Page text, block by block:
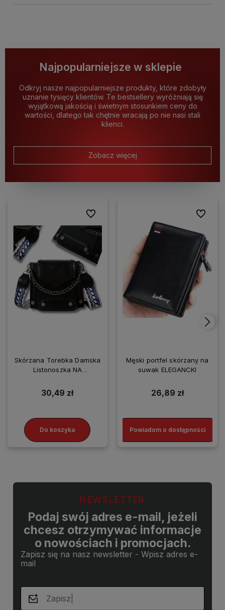
Najpopularniejsze w sklepie
Odkryj nasze najpopularniejsze produkty, które zdobyły
uznanie tysięcy klientów. Te bestsellery wyróżniają się
wyjątkową jakością i świetnym stosunkiem ceny do
wartości, dlatego tak chętnie wracają po nie nasi stali
klienci.
Zobacz więcej
Skórzana Torebka Damska
Listonoszka NA
30,49 zł
Do koszyka
Do ulubionych
Męski portfel skórzany na
suwak ELEGANCKI
26,89 zł
Powiadom o dostępności
Do
NEWSLETTER
Podaj swój adres e-mail, jeżeli
chcesz otrzymywać informacje
o nowościach i promocjach.
Zapisz się na nasz newsletter - Wpisz adres e-
mail